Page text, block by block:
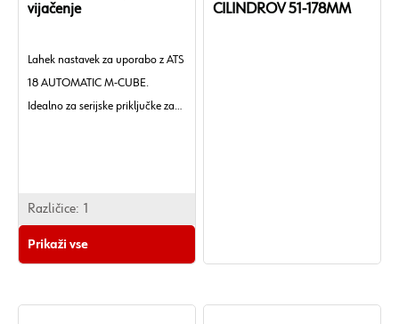
vijačenje
Lahek nastavek za uporabo z ATS
18 AUTOMATIC M-CUBE.
Idealno za serijske priključke za
Različice: 1
Prikaži vse
CILINDROV 51-178MM